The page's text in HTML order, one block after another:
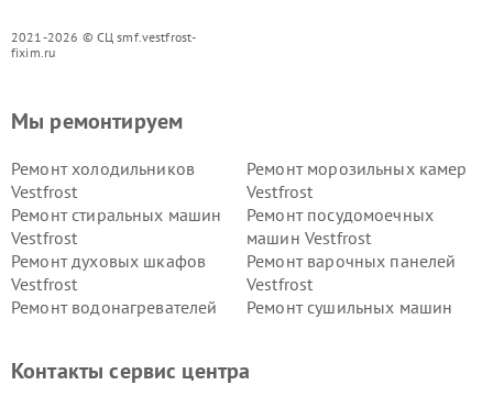
2021-2026 © СЦ smf.vestfrost-
fixim.ru
Мы ремонтируем
Ремонт холодильников
Vestfrost
Ремонт морозильных камер
Vestfrost
Ремонт стиральных машин
Vestfrost
Ремонт посудомоечных
машин Vestfrost
Ремонт духовых шкафов
Vestfrost
Ремонт варочных панелей
Vestfrost
Ремонт водонагревателей
Ремонт сушильных машин
Vestfrost
Контакты сервис центра